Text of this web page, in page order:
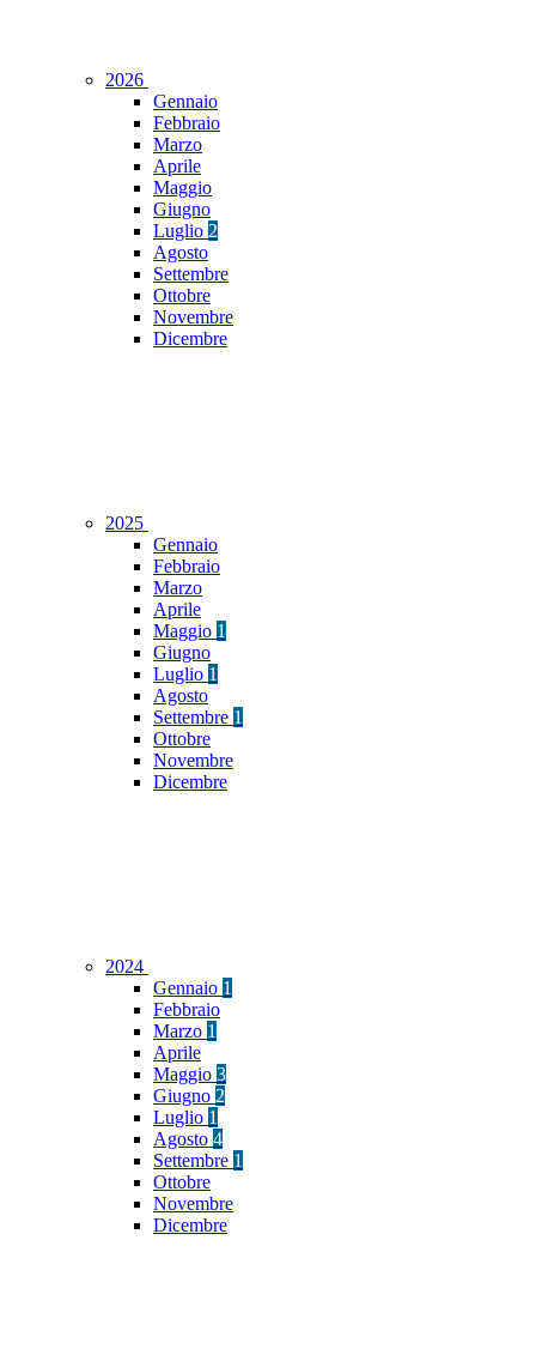
2026
Gennaio
Febbraio
Marzo
Aprile
Maggio
Giugno
Luglio 2
Agosto
Settembre
Ottobre
Novembre
Dicembre
2025
Gennaio
Febbraio
Marzo
Aprile
Maggio 1
Giugno
Luglio 1
Agosto
Settembre 1
Ottobre
Novembre
Dicembre
2024
Gennaio 1
Febbraio
Marzo 1
Aprile
Maggio 3
Giugno 2
Luglio 1
Agosto 4
Settembre 1
Ottobre
Novembre
Dicembre